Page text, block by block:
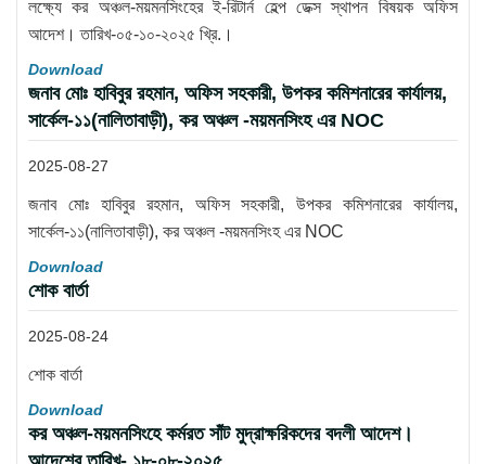
লক্ষ্যে কর অঞ্চল-ময়মনসিংহের ই-রিটার্ন হেল্প ডেক্স স্থাপন বিষয়ক অফিস
আদেশ। তারিখ-০৫-১০-২০২৫ খ্রি.।
Download
জনাব মোঃ হাবিবুর রহমান, অফিস সহকারী, উপকর কমিশনারের কার্যালয়,
সার্কেল-১১(নালিতাবাড়ী), কর অঞ্চল -ময়মনসিংহ এর NOC
2025-08-27
জনাব মোঃ হাবিবুর রহমান, অফিস সহকারী, উপকর কমিশনারের কার্যালয়,
সার্কেল-১১(নালিতাবাড়ী), কর অঞ্চল -ময়মনসিংহ এর NOC
Download
শোক বার্তা
2025-08-24
শোক বার্তা
Download
কর অঞ্চল-ময়মনসিংহে কর্মরত সাঁট মুদ্রাক্ষরিকদের বদলী আদেশ।